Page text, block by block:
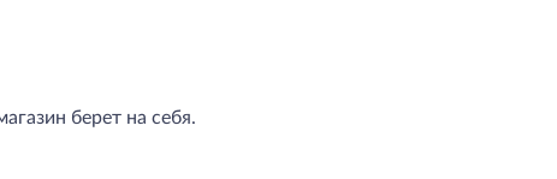
берет на себя.